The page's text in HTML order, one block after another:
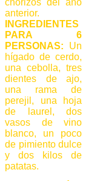
chorizos del año
anterior.
INGREDIENTES
PARA 6
PERSONAS:
Un
hígado de cerdo,
una cebolla, tres
dientes de ajo,
una rama de
perejil, una hoja
de laurel, dos
vasos de vino
blanco, un poco
de pimiento dulce
y dos kilos de
patatas.